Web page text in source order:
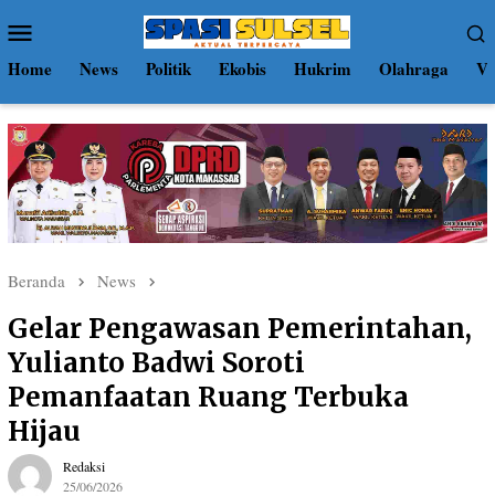
ke
kontenMobile
Home News Politik Ekobis Hukrim Olahraga
Beranda News
Gelar Pengawasan Pemerintahan,
Yulianto Badwi Soroti
Pemanfaatan Ruang Terbuka
Hijau
Redaksi
25/06/2026